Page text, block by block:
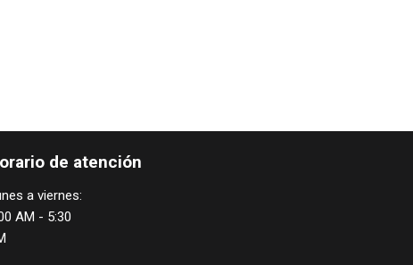
de atención
a viernes:
AM - 5:30